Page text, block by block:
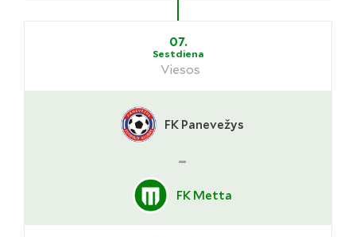
07.
Sestdiena
Viesos
FK Panevežys
-
FK Metta